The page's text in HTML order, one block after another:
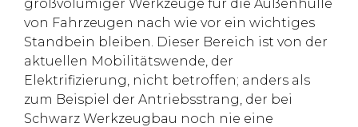
großvolumiger Werkzeuge für die Außenhülle
von Fahrzeugen nach wie vor ein wichtiges
Standbein bleiben. Dieser Bereich ist von der
aktuellen Mobilitätswende, der
Elektrifizierung, nicht betroffen; anders als
zum Beispiel der Antriebsstrang, der bei
Schwarz Werkzeugbau noch nie eine